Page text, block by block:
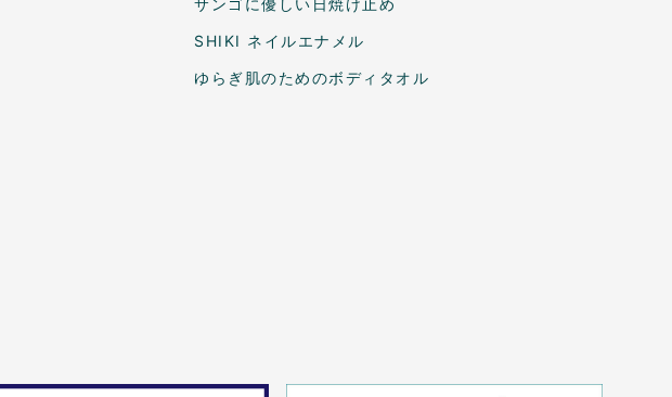
SHIKI ネイルエナメル
ゆらぎ肌のためのボディタオル